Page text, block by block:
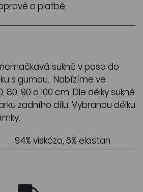
a platbě.
sukně v pase do
s gumou. Nabízíme ve
90 a 100 cm .Dle délky sukně
zadního dílu. Vybranou délku
94% viskóza, 6% elastan